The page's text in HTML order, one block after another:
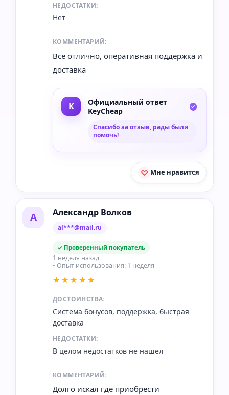
НЕДОСТАТКИ:
Нет
КОММЕНТАРИЙ:
Все отлично, оперативная поддержка и
доставка
Официальный ответ
KeyCheap
Спасибо за отзыв, рады были
помочь!
Мне нравится
А Александр Волков
al***@mail.ru
✓ Проверенный покупатель
1 неделя назад
• Опыт использования: 1 неделя
★★★★★
ДОСТОИНСТВА:
Система бонусов, поддержка, быстрая
доставка
НЕДОСТАТКИ:
В целом недостатков не нашел
КОММЕНТАРИЙ:
Долго искал где приобрести